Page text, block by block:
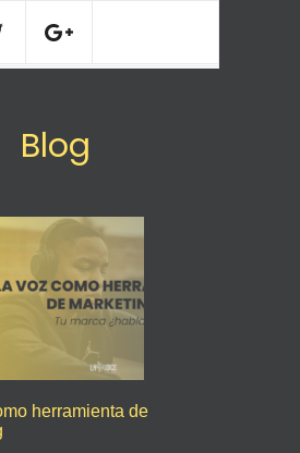
Blog
herramienta de